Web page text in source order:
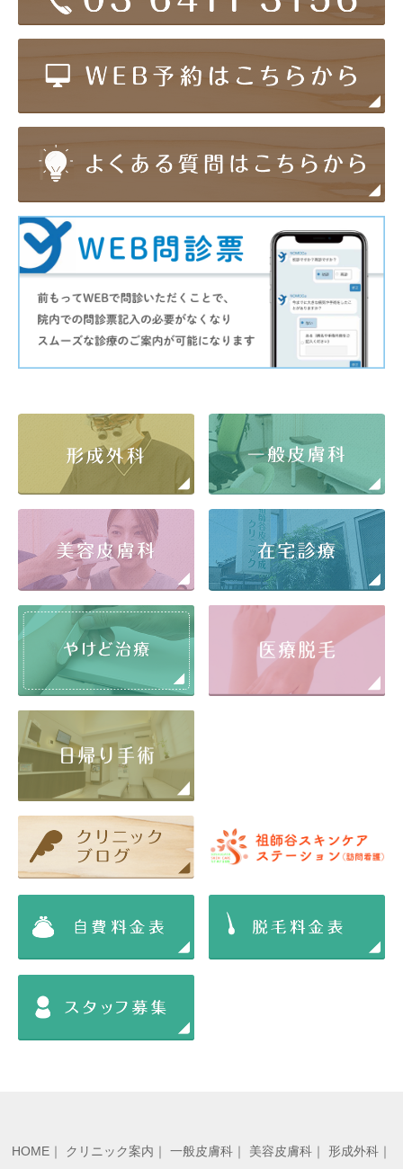
HOME ｜ クリニック案内 ｜ 一般皮膚科 ｜ 美容皮膚科 ｜ 形成外科 ｜